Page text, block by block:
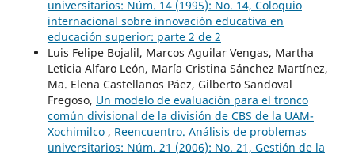
universitarios: Núm. 14 (1995): No. 14, Coloquio
internacional sobre innovación educativa en
educación superior: parte 2 de 2
Luis Felipe Bojalil, Marcos Aguilar Vengas, Martha
Leticia Alfaro León, María Cristina Sánchez Martínez,
Ma. Elena Castellanos Páez, Gilberto Sandoval
Fregoso, Un modelo de evaluación para el tronco
común divisional de la división de CBS de la UAM-
Xochimilco , Reencuentro. Análisis de problemas
universitarios: Núm. 21 (2006): No. 21, Gestión de la